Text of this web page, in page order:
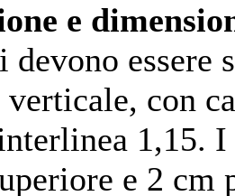
e
devono
con
1,15.
e 2 cm